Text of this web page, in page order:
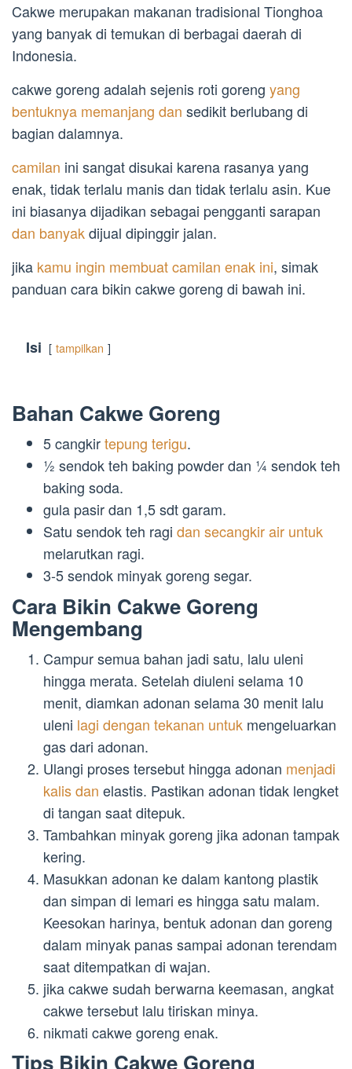
Cakwe merupakan makanan tradisional Tionghoa
yang banyak di temukan di berbagai daerah di
Indonesia.
cakwe goreng adalah sejenis roti goreng yang
bentuknya memanjang dan sedikit berlubang di
bagian dalamnya.
camilan ini sangat disukai karena rasanya yang
enak, tidak terlalu manis dan tidak terlalu asin. Kue
ini biasanya dijadikan sebagai pengganti sarapan
dan banyakdijual dipinggir jalan.
jika kamu ingin membuat camilan enak ini, simak
panduan cara bikin cakwe goreng di bawah ini.
Isi tampilkan
Bahan Cakwe Goreng
5 cangkirtepung terigu.
½ sendok teh baking powder dan ¼ sendok teh
baking soda.
gula pasir dan 1,5 sdt garam.
Satu sendok teh ragi dan secangkir air untuk
melarutkan ragi.
3-5 sendok minyak goreng segar.
Cara Bikin Cakwe Goreng
Mengembang
Campur semua bahan jadi satu, lalu uleni
hingga merata. Setelah diuleni selama 10
menit, diamkan adonan selama 30 menit lalu
uleni lagi dengan tekanan untuk mengeluarkan
gas dari adonan.
Ulangi proses tersebut hingga adonan menjadi
kalis dan elastis. Pastikan adonan tidak lengket
di tangan saat ditepuk.
Tambahkan minyak goreng jika adonan tampak
kering.
Masukkan adonan ke dalam kantong plastik
dan simpan di lemari es hingga satu malam.
Keesokan harinya, bentuk adonan dan goreng
dalam minyak panas sampai adonan terendam
saat ditempatkan di wajan.
jika cakwe sudah berwarna keemasan, angkat
cakwe tersebut lalu tiriskan minya.
nikmati cakwe goreng enak.
Tips Bikin Cakwe Goreng